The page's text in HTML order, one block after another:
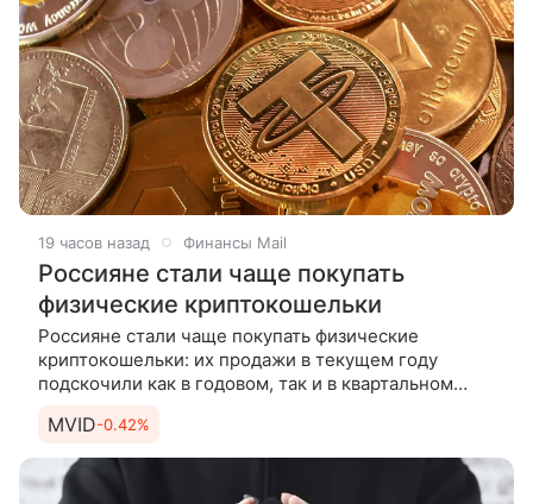
19 часов назад Финансы Mail
Россияне стали чаще покупать
физические криптокошельки
Россияне стали чаще покупать физические
криптокошельки: их продажи в текущем году
подскочили как в годовом, так и в квартальном
маркетплейсах. Холодный
MVID-0.42%